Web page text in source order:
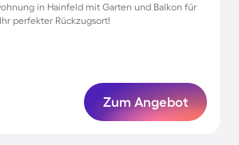
in Hainfeld mit Garten und Balkon für
perfekter Rückzugsort!
Zum Angebot